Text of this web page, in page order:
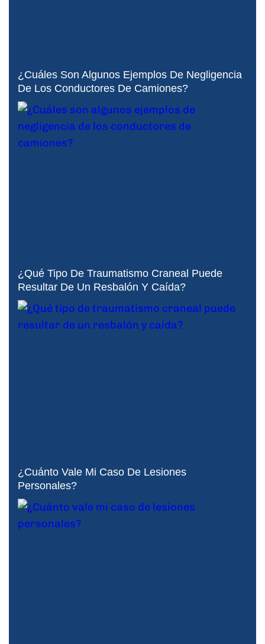
¿Cuáles Son Algunos Ejemplos De Negligencia
De Los Conductores De Camiones?
¿Qué Tipo De Traumatismo Craneal Puede
Resultar De Un Resbalón Y Caída?
¿Cuánto Vale Mi Caso De Lesiones
Personales?